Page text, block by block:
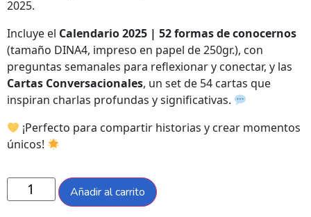
2025.
Incluye el Calendario 2025 | 52 formas de conocernos
(tamaño DINA4, impreso en papel de 250gr.), con
preguntas semanales para reflexionar y conectar, y las
Cartas Conversacionales, un set de 54 cartas que
inspiran charlas profundas y significativas.
¡Perfecto para compartir historias y crear momentos
únicos!
Añadir al carrito